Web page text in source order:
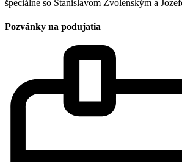
špeciálne so Stanislavom Zvolenským a
Pozvánky na podujatia